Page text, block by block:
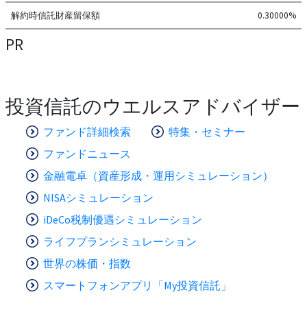
解約時信託財産留保額 0.30000%
PR
投資信託のウエルスアドバイザー
ファンド詳細検索
特集・セミナー
ファンドニュース
金融電卓（資産形成・運用シミュレーション）
NISAシミュレーション
iDeCo税制優遇シミュレーション
ライフプランシミュレーション
世界の株価・指数
スマートフォンアプリ「My投資信託」